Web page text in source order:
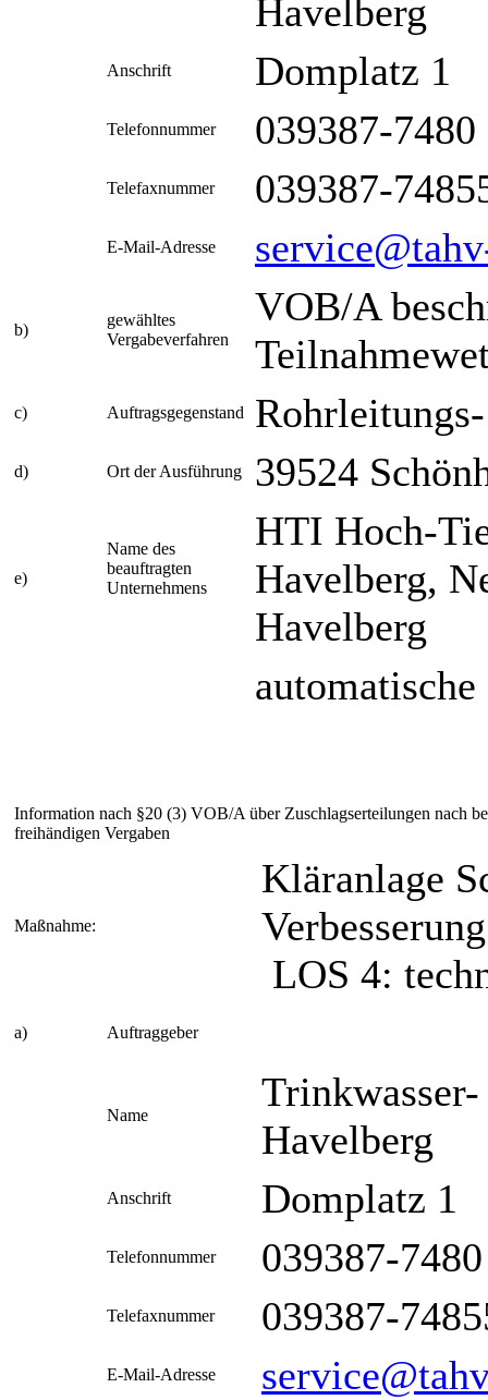
Havelberg
Anschrift Domplatz 1
Telefonnummer 039387-7480
Telefaxnummer 039387-
E-Mail-Adresse
b)
gewähltes
Vergabeverfahren
VOB/A
c) Auftragsgegenstand
d) Ort der Ausführung 39524
e)
Name des
beauftragten
Unternehmens
HTI Hoch-
Havelberg,
Havelberg
Information nach §20 (3) VOB/A über Zuschlagserteilungen nach
freihändigen Vergaben
Maßnahme:
Kläranlage
LOS 4:
a) Auftraggeber
Name
Havelberg
Anschrift Domplatz 1
Telefonnummer 039387-7480
Telefaxnummer 039387-
E-Mail-Adresse